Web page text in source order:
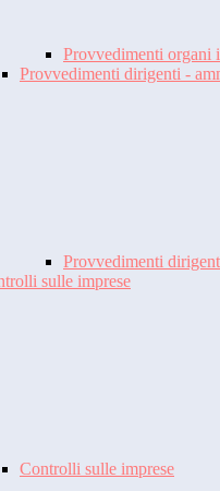
Provvedimenti organi
Provvedimenti dirigenti -
Provvedimenti
sulle imprese
Controlli sulle imprese